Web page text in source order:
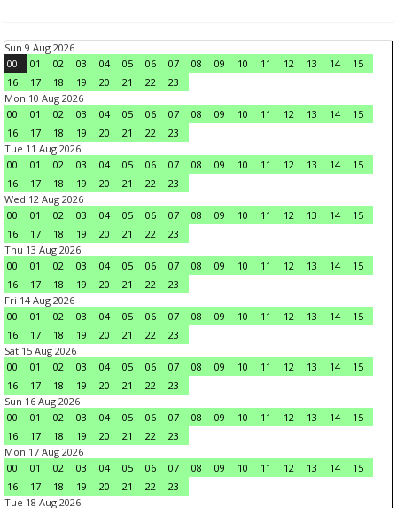
Sun 9 Aug 2026
00
01 02 03 04 05 06 07 08 09 10 11 12 13 14
15
16
17 18 19 20 21 22
23
Mon 10 Aug 2026
00
01 02 03 04 05 06 07 08 09 10 11 12 13 14
15
16
17 18 19 20 21 22
23
Tue 11 Aug 2026
00
01 02 03 04 05 06 07 08 09 10 11 12 13 14
15
16
17 18 19 20 21 22
23
Wed 12 Aug 2026
00
01 02 03 04 05 06 07 08 09 10 11 12 13 14
15
16
17 18 19 20 21 22
23
Thu 13 Aug 2026
00
01 02 03 04 05 06 07 08 09 10 11 12 13 14
15
16
17 18 19 20 21 22
23
Fri 14 Aug 2026
00
01 02 03 04 05 06 07 08 09 10 11 12 13 14
15
16
17 18 19 20 21 22
23
Sat 15 Aug 2026
00
01 02 03 04 05 06 07 08 09 10 11 12 13 14
15
16
17 18 19 20 21 22
23
Sun 16 Aug 2026
00
01 02 03 04 05 06 07 08 09 10 11 12 13 14
15
16
17 18 19 20 21 22
23
Mon 17 Aug 2026
00
01 02 03 04 05 06 07 08 09 10 11 12 13 14
15
16
17 18 19 20 21 22
23
Tue 18 Aug 2026